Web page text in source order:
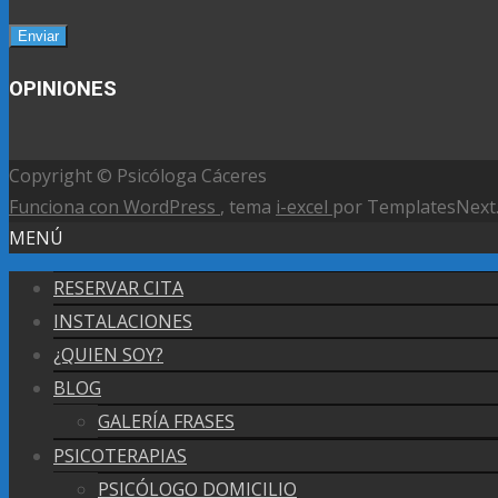
OPINIONES
Copyright © Psicóloga Cáceres
Funciona con WordPress , tema i-excel por TemplatesNext.
MENÚ
RESERVAR CITA
INSTALACIONES
¿QUIEN SOY?
BLOG
GALERÍA FRASES
PSICOTERAPIAS
PSICÓLOGO DOMICILIO